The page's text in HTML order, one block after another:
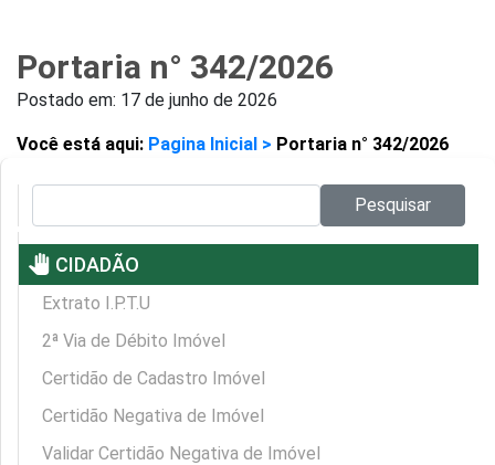
Portaria n° 342/2026
Postado em: 17 de junho de 2026
Você está aqui: Pagina Inicial > Portaria n° 342/2026
Pesquisar
pan_tool CIDADÃO
Extrato I.P.T.U
2ª Via de Débito Imóvel
Certidão de Cadastro Imóvel
Certidão Negativa de Imóvel
Validar Certidão Negativa de Imóvel